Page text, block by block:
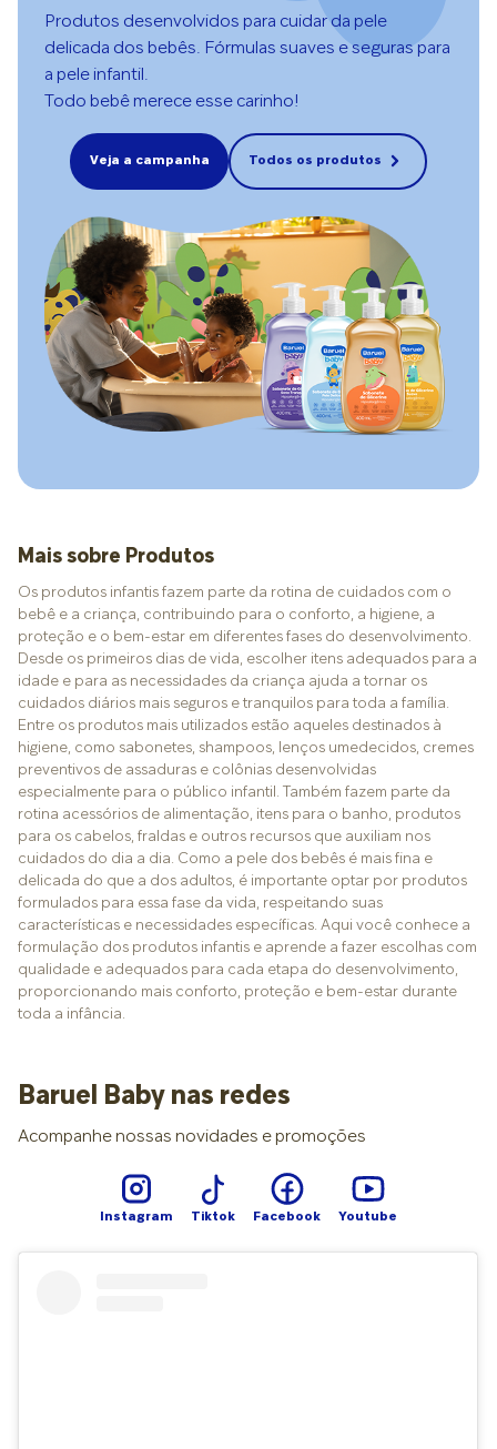
Produtos desenvolvidos para cuidar da pele
delicada dos bebês. Fórmulas suaves e seguras para
a pele infantil.
Todo bebê merece esse carinho!
Veja a campanha Todos os produtos
Mais sobre Produtos
Os produtos infantis fazem parte da rotina de cuidados com o
bebê e a criança, contribuindo para o conforto, a higiene, a
proteção e o bem-estar em diferentes fases do desenvolvimento.
Desde os primeiros dias de vida, escolher itens adequados para a
idade e para as necessidades da criança ajuda a tornar os
cuidados diários mais seguros e tranquilos para toda a família.
Entre os produtos mais utilizados estão aqueles destinados à
higiene, como sabonetes, shampoos, lenços umedecidos, cremes
preventivos de assaduras e colônias desenvolvidas
especialmente para o público infantil. Também fazem parte da
rotina acessórios de alimentação, itens para o banho, produtos
para os cabelos, fraldas e outros recursos que auxiliam nos
cuidados do dia a dia. Como a pele dos bebês é mais fina e
delicada do que a dos adultos, é importante optar por produtos
formulados para essa fase da vida, respeitando suas
características e necessidades específicas. Aqui você conhece a
formulação dos produtos infantis e aprende a fazer escolhas com
qualidade e adequados para cada etapa do desenvolvimento,
proporcionando mais conforto, proteção e bem-estar durante
toda a infância.
Baruel Baby nas redes
Acompanhe nossas novidades e promoções
Instagram Tiktok Facebook Youtube